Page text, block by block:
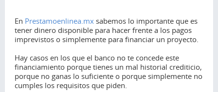
En Prestamoenlinea.mx sabemos lo importante que es
tener dinero disponible para hacer frente a los pagos
imprevistos o simplemente para financiar un proyecto.
Hay casos en los que el banco no te concede este
financiamiento porque tienes un mal historial crediticio,
porque no ganas lo suficiente o porque simplemente no
cumples los requisitos que piden.